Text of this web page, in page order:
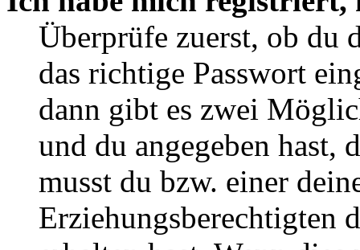
Überprüfe zuerst, ob du
das richtige Passwort
dann gibt es zwei
und du angegeben hast,
musst du bzw. einer
Erziehungsberechtigten